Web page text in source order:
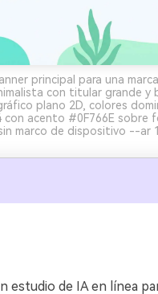
principal para una
con titular grande y
plano 2D, colores
con acento #0F766E sobre
marco de dispositivo --ar
estudio de IA en línea